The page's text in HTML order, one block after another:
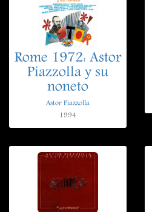
Rome 1972: Astor
Piazzolla y su
noneto
Astor Piazzolla
1994